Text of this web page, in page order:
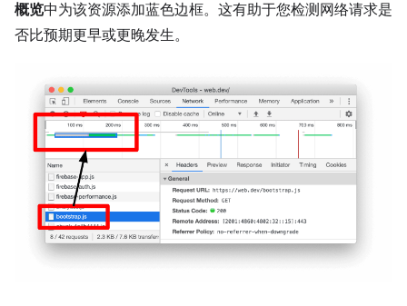
概览中为该资源添加蓝色边框。这有助于您检测网络请求是
否比预期更早或更晚发生。